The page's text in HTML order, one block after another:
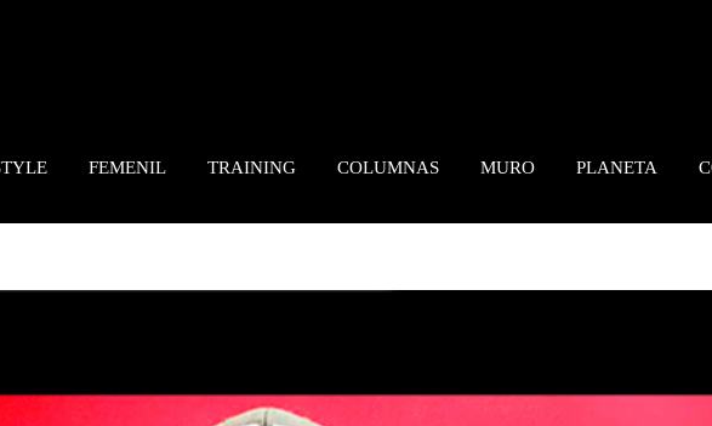
FEMENIL TRAINING COLUMNAS MURO PLANETA